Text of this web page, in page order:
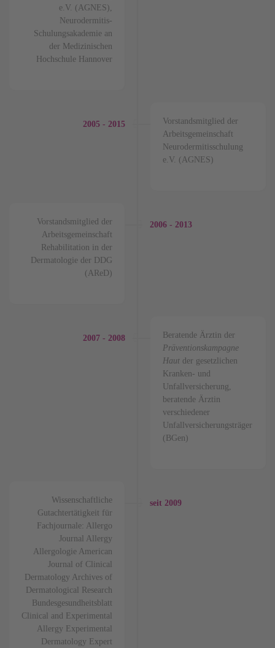
e.V. (AGNES),
Neurodermitis-
Schulungsakademie an
der Medizinischen
Hochschule Hannover
2005 - 2015
Vorstandsmitglied der
Arbeitsgemeinschaft
Neurodermitisschulung
e.V. (AGNES)
2006 - 2013
Vorstandsmitglied der
Arbeitsgemeinschaft
Rehabilitation in der
Dermatologie der DDG
(AReD)
2007 - 2008
Beratende Ärztin der
Präventionskampagne
Haut der gesetzlichen
Kranken- und
Unfallversicherung,
beratende Ärztin
verschiedener
Unfallversicherungsträger
(BGen)
seit 2009
Wissenschaftliche
Gutachtertätigkeit für
Fachjournale: Allergo
Journal Allergy
Allergologie American
Journal of Clinical
Dermatology Archives of
Dermatological Research
Bundesgesundheitsblatt
Clinical and Experimental
Allergy Experimental
Dermatology Expert